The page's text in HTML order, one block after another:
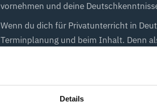
Details
vornehmen und deine
Wenn du dich für Privatunterricht in
Terminplanung und beim Inhalt. Denn
lernen an deinen Zeitplan anpassen.
deutsche Grammatik, die private /
konzentrieren möchtest.
Bei Privatstunden wird das Tempo des